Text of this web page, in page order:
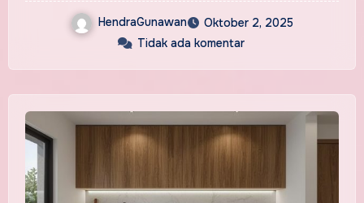
HendraGunawan
Oktober 2, 2025
Tidak ada komentar